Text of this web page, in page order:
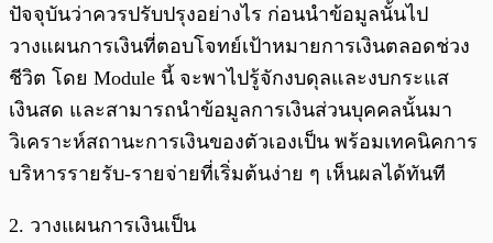
ปัจจุบันว่าควรปรับปรุงอย่างไร ก่อนนำข้อมูลนั้นไป
วางแผนการเงินที่ตอบโจทย์เป้าหมายการเงินตลอดช่วง
ชีวิต โดย Module นี้ จะพาไปรู้จักงบดุลและงบกระแส
เงินสด และสามารถนำข้อมูลการเงินส่วนบุคคลนั้นมา
วิเคราะห์สถานะการเงินของตัวเองเป็น พร้อมเทคนิคการ
บริหารรายรับ-รายจ่ายที่เริ่มต้นง่าย ๆ เห็นผลได้ทันที
2. วางแผนการเงินเป็น